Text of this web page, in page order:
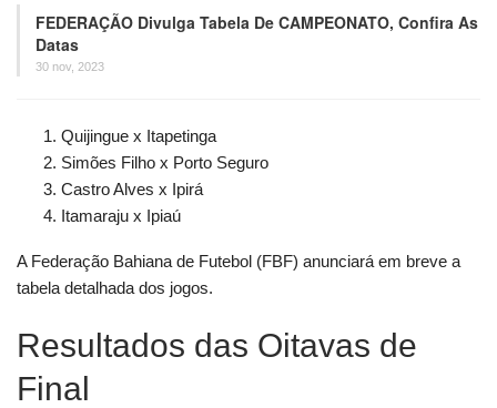
FEDERAÇÃO Divulga Tabela De CAMPEONATO, Confira As
Datas
30 nov, 2023
Quijingue x Itapetinga
Simões Filho x Porto Seguro
Castro Alves x Ipirá
Itamaraju x Ipiaú
A Federação Bahiana de Futebol (FBF) anunciará em breve a
tabela detalhada dos jogos.
Resultados das Oitavas de
Final